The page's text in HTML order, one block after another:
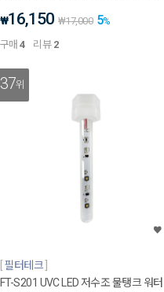
₩16,150 ₩17,000 5%
구매4 리뷰 2
37위
필터테크
FT-S201 UVC LED 저수조 물탱크 워터